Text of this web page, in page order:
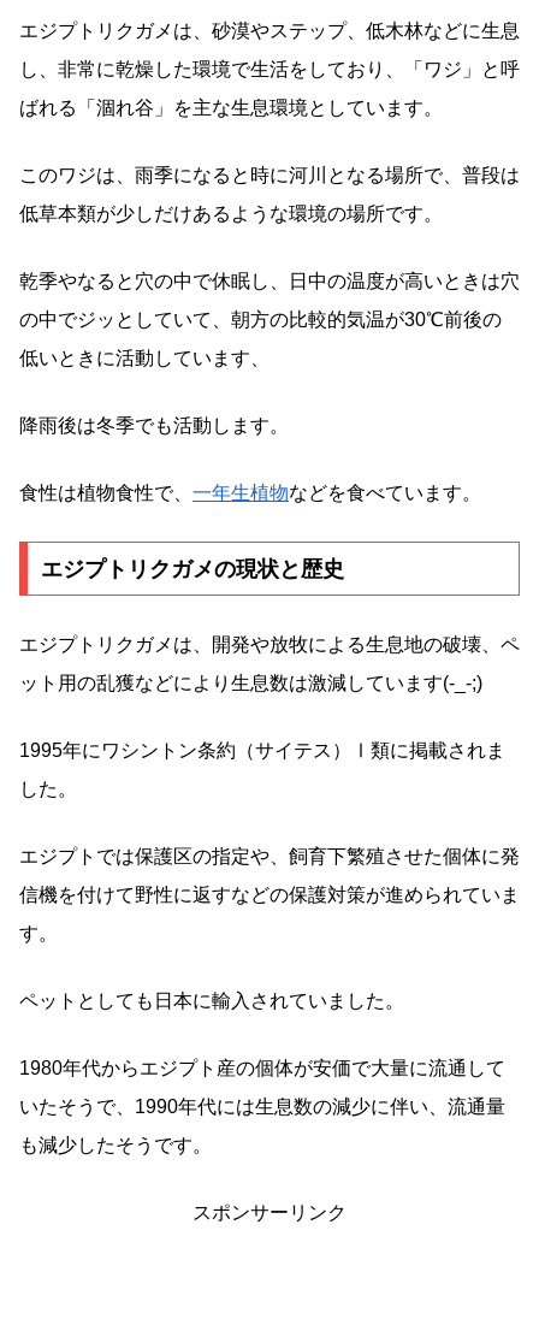
エジプトリクガメは、砂漠やステップ、低木林などに生息
し、非常に乾燥した環境で生活をしており、「ワジ」と呼
ばれる「涸れ谷」を主な生息環境としています。
このワジは、雨季になると時に河川となる場所で、普段は
低草本類が少しだけあるような環境の場所です。
乾季やなると穴の中で休眠し、日中の温度が高いときは穴
の中でジッとしていて、朝方の比較的気温が30℃前後の
低いときに活動しています、
降雨後は冬季でも活動します。
食性は植物食性で、 一年生植物などを食べています。
エジプトリクガメの現状と歴史
エジプトリクガメは、開発や放牧による生息地の破壊、ペ
ット用の乱獲などにより生息数は激減しています(-_-;)
1995年にワシントン条約（サイテス）Ⅰ類に掲載されま
した。
エジプトでは保護区の指定や、飼育下繁殖させた個体に発
信機を付けて野性に返すなどの保護対策が進められていま
す。
ペットとしても日本に輸入されていました。
1980年代からエジプト産の個体が安価で大量に流通して
いたそうで、1990年代には生息数の減少に伴い、流通量
も減少したそうです。
スポンサーリンク